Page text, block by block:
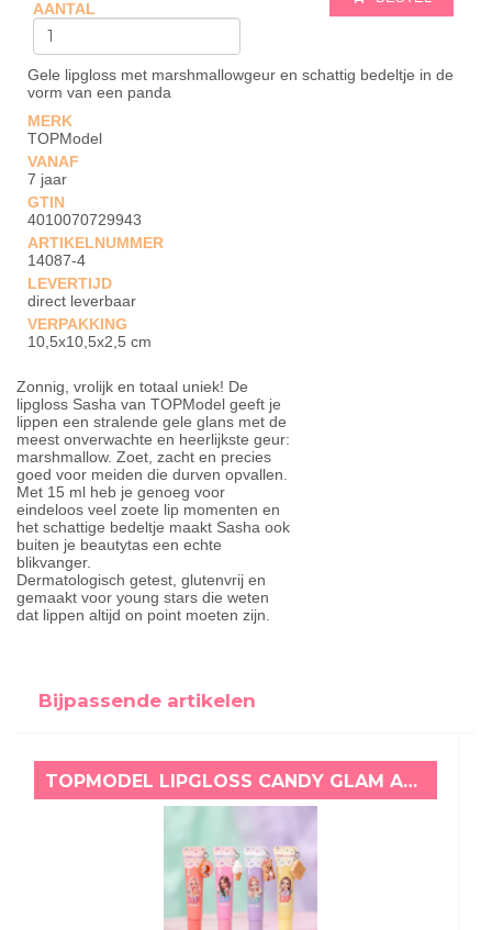
AANTAL
Gele lipgloss met marshmallowgeur en schattig bedeltje in de
vorm van een panda
MERK
TOPModel
VANAF
7 jaar
GTIN
4010070729943
ARTIKELNUMMER
14087-4
LEVERTIJD
direct leverbaar
VERPAKKING
10,5x10,5x2,5 cm
Zonnig, vrolijk en totaal uniek! De
lipgloss Sasha van TOPModel geeft je
lippen een stralende gele glans met de
meest onverwachte en heerlijkste geur:
marshmallow. Zoet, zacht en precies
goed voor meiden die durven opvallen.
Met 15 ml heb je genoeg voor
eindeloos veel zoete lip momenten en
het schattige bedeltje maakt Sasha ook
buiten je beautytas een echte
blikvanger.
Dermatologisch getest, glutenvrij en
gemaakt voor young stars die weten
dat lippen altijd on point moeten zijn.
Bijpassende artikelen
TOPMODEL LIPGLOSS CANDY GLAM ABRIKOOS